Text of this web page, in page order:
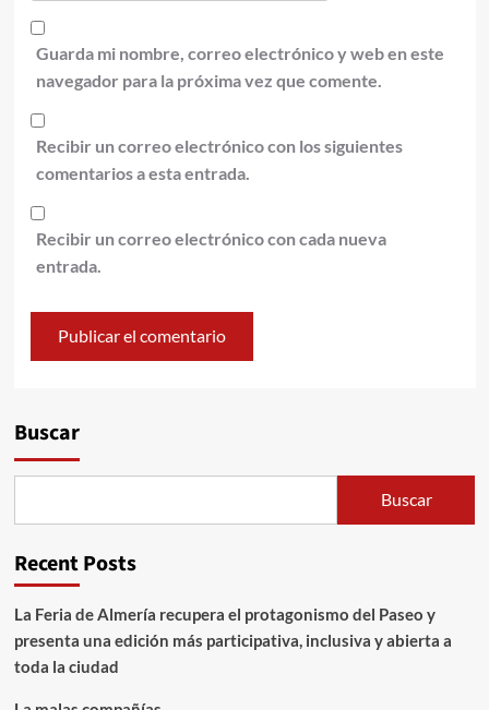
Guarda mi nombre, correo electrónico y web en este
navegador para la próxima vez que comente.
Recibir un correo electrónico con los siguientes
comentarios a esta entrada.
Recibir un correo electrónico con cada nueva
entrada.
Buscar
Buscar
Recent Posts
La Feria de Almería recupera el protagonismo del Paseo y
presenta una edición más participativa, inclusiva y abierta a
toda la ciudad